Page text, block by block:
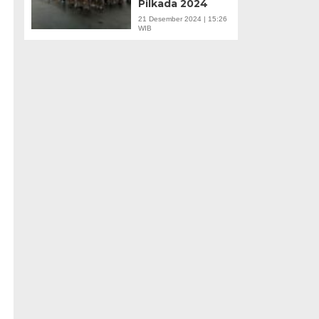
Pilkada 2024
21 Desember 2024 | 15:26
WIB